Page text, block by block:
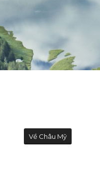
Về Châu Mỹ